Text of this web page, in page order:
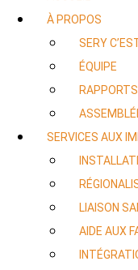
À PROPOS
SERY
ÉQUIPE
SERVICES AUX
LIAISON
AIDE AUX